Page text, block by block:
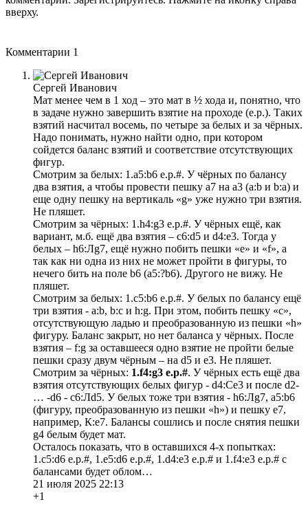
вверху.
Комментарии 1
Сергей Иванович
Мат менее чем в 1 ход – это мат в ½ хода и, понятно, что
в задаче нужно завершить взятие на проходе (e.p.). Таких
взятий насчитал восемь, по четыре за белых и за чёрных.
Надо понимать, нужно найти одно, при котором
сойдется баланс взятий и соответствие отсутствующих
фигур.
Смотрим за белых: 1.a5:b6 e.p.#. У чёрных по балансу
два взятия, а чтобы провести пешку а7 на а3 (a:b и b:а) и
еще одну пешку на вертикаль «g» уже нужно три взятия.
Не пляшет.
Смотрим за чёрных: 1.h4:g3 e.p.#. У чёрных ещё, как
вариант, м.б. ещё два взятия – с6:d5 и d4:e3. Тогда у
белых – h6:Лg7, ещё нужно побить пешки «е» и «f», а
так как ни одна из них не может пройти в фигуры, то
нечего бить на поле b6 (a5:?b6). Другого не вижу. Не
пляшет.
Смотрим за белых: 1.с5:b6 e.p.#. У белых по балансу ещё
три взятия - a:b, b:с и h:g. При этом, побить пешку «с»,
отсутствующую ладью и преобразованную из пешки «h»
фигуру. Баланс закрыт, но нет баланса у чёрных. После
взятия – f:g за оставшееся одно взятие не пройти белые
пешки сразу двум чёрным – на d5 и e3. Не пляшет.
Смотрим за чёрных: 1.f4:g3 e.p.#. У чёрных есть ещё два
взятия отсутствующих белых фигур - d4:Сe3 и после d2-
… -d6 - c6:Лd5. У белых тоже три взятия - h6:Лg7, a5:b6
(фигуру, преобразованную из пешки «h») и пешку е7,
например, К:е7. Балансы сошлись и после снятия пешки
g4 белым будет мат.
Осталось показать, что в оставшихся 4-х попытках:
1.c5:d6 e.p.#, 1.e5:d6 e.p.#, 1.d4:e3 e.p.# и 1.f4:e3 e.p.# с
балансами будет облом…
21 июля 2025 22:13
+1